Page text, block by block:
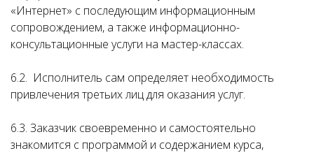
«Интернет» с последующим информационным
сопровождением, а также информационно-
консультационные услуги на мастер-классах.
6.2. Исполнитель сам определяет необходимость
привлечения третьих лиц для оказания услуг.
6.3. Заказчик своевременно и самостоятельно
знакомится с программой и содержанием курса,